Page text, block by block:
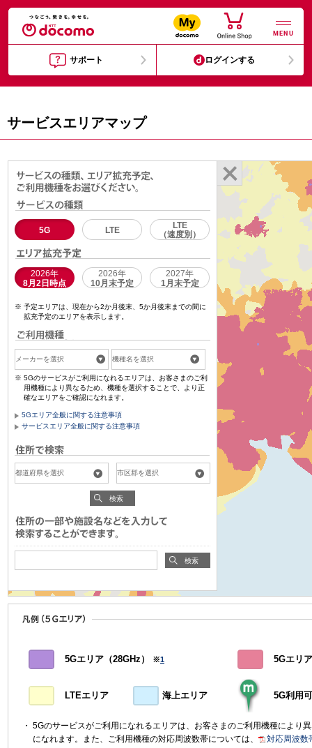
MENU
サポート ログインする
サービスエリアマップ
5G LTE
LTE
（速度別）
2026年
8月2日時点
2026年
10月末予定
2027年
1月末予定
予定エリアは、現在から2か月後末、5か月後末までの間に
拡充予定のエリアを表示します。
5Gのサービスがご利用になれるエリアは、お客さまのご利
用機種により異なるため、機種を選択することで、より正
確なエリアをご確認になれます。
5Gエリア全般に関する注意事項
サービスエリア全般に関する注意事項
検索
検索
5Gエリア（28GHz） ※1 5Gエリ
LTEエリア 海上エリア 5G利用
5Gのサービスがご利用になれるエリアは、お客さまのご利用機種により
になれます。また、ご利用機種の対応周波数帯については、
対応周波数